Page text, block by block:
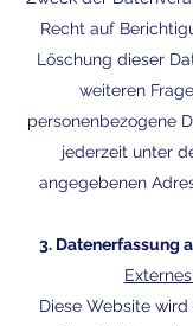
Recht auf
Löschung dieser
weiteren
personenbezogene
jederzeit unter
angegebenen
3. Datenerfassung
Diese Website